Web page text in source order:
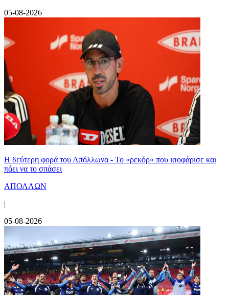
05-08-2026
Η δεύτερη φορά του Απόλλωνα - Το «ρεκόρ» που ισοφάρισε και
πάει να το σπάσει
ΑΠΟΛΛΩΝ
|
05-08-2026